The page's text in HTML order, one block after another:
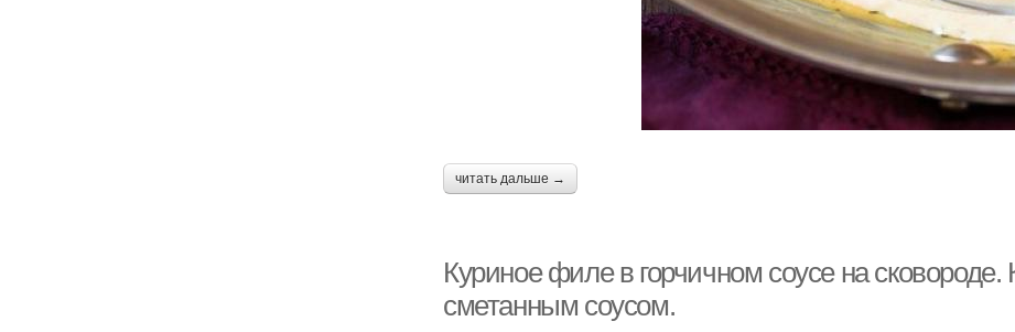
читать дальше →
Куриное филе в горчичном соусе на сковороде.
сметанным соусом.